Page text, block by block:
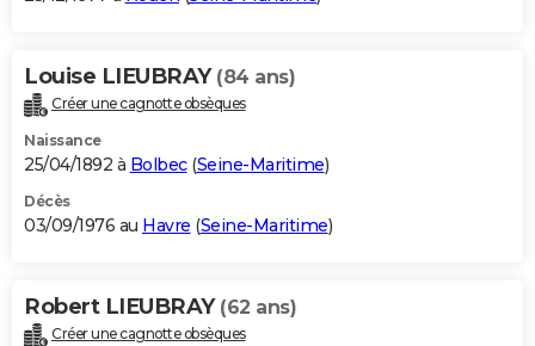
Louise LIEUBRAY (84 ans)
Créer une cagnotte obsèques
Naissance
25/04/1892 à Bolbec(Seine-Maritime)
Décès
03/09/1976 au Havre (Seine-Maritime)
Robert LIEUBRAY (62 ans)
Créer une cagnotte obsèques